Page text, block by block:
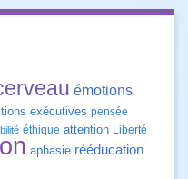
émotions
exécutives pensée
éthique attention Liberté
aphasie rééducation